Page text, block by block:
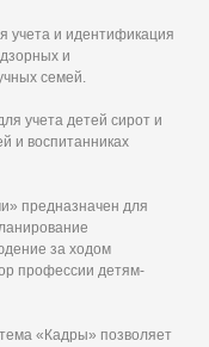
учета и идентификация
и
семей.
учета детей сирот и
и воспитанниках
предназначен для
за ходом
профессии детям-
«Кадры» позволяет